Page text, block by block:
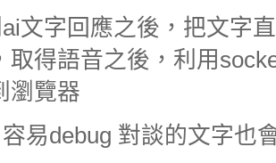
文字回應之後，把文字
取得語音之後，利用
瀏覽器
易debug 對談的文字也